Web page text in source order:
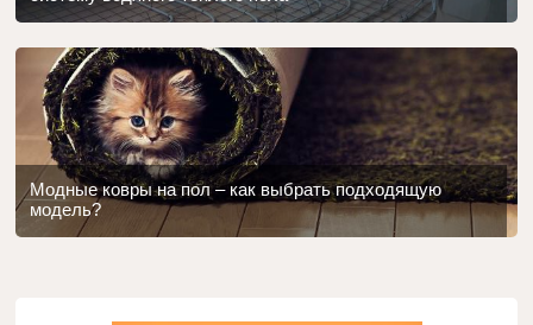
Модные ковры на пол – как выбрать подходящую
модель?